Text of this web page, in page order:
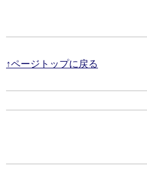
↑ページトップに戻る